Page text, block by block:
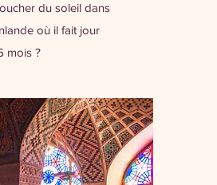
du soleil dans
où il fait jour
mois ?